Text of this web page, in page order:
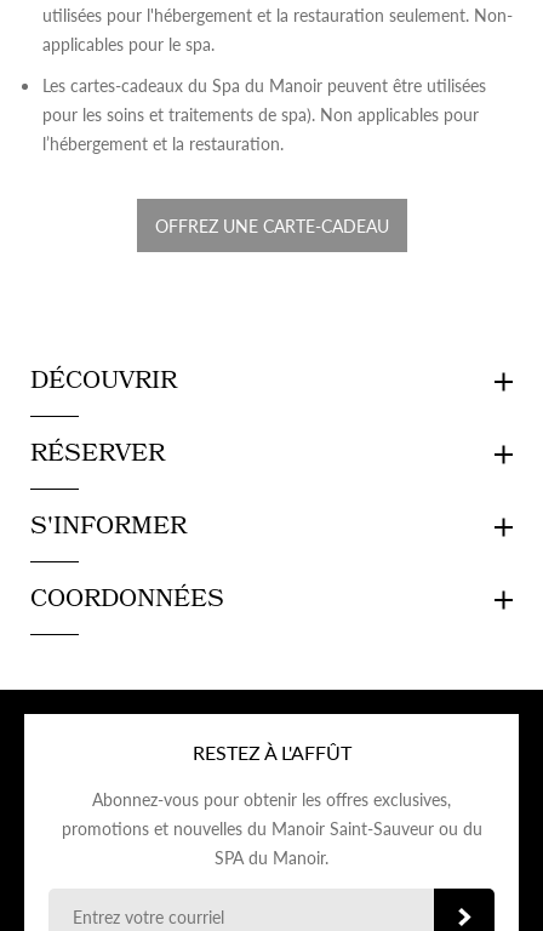
utilisées pour l'hébergement et la restauration seulement. Non-
applicables pour le spa.
Les cartes-cadeaux du Spa du Manoir peuvent être utilisées
pour les soins et traitements de spa). Non applicables pour
l’hébergement et la restauration.
OFFREZ UNE CARTE-CADEAU
DÉCOUVRIR
RÉSERVER
S'INFORMER
COORDONNÉES
RESTEZ À L'AFFÛT
Abonnez-vous pour obtenir les offres exclusives,
promotions et nouvelles du Manoir Saint-Sauveur ou du
SPA du Manoir.